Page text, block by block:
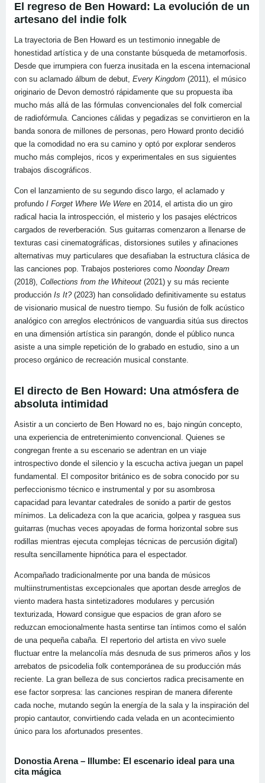
El regreso de Ben Howard: La evolución de un
artesano del indie folk
La trayectoria de Ben Howard es un testimonio innegable de
honestidad artística y de una constante búsqueda de metamorfosis.
Desde que irrumpiera con fuerza inusitada en la escena internacional
con su aclamado álbum de debut, Every Kingdom (2011), el músico
originario de Devon demostró rápidamente que su propuesta iba
mucho más allá de las fórmulas convencionales del folk comercial
de radiofórmula. Canciones cálidas y pegadizas se convirtieron en la
banda sonora de millones de personas, pero Howard pronto decidió
que la comodidad no era su camino y optó por explorar senderos
mucho más complejos, ricos y experimentales en sus siguientes
trabajos discográficos.
Con el lanzamiento de su segundo disco largo, el aclamado y
profundo I Forget Where We Were en 2014, el artista dio un giro
radical hacia la introspección, el misterio y los pasajes eléctricos
cargados de reverberación. Sus guitarras comenzaron a llenarse de
texturas casi cinematográficas, distorsiones sutiles y afinaciones
alternativas muy particulares que desafiaban la estructura clásica de
las canciones pop. Trabajos posteriores como Noonday Dream
(2018), Collections from the Whiteout (2021) y su más reciente
producción Is It?(2023) han consolidado definitivamente su estatus
de visionario musical de nuestro tiempo. Su fusión de folk acústico
analógico con arreglos electrónicos de vanguardia sitúa sus directos
en una dimensión artística sin parangón, donde el público nunca
asiste a una simple repetición de lo grabado en estudio, sino a un
proceso orgánico de recreación musical constante.
El directo de Ben Howard: Una atmósfera de
absoluta intimidad
Asistir a un concierto de Ben Howard no es, bajo ningún concepto,
una experiencia de entretenimiento convencional. Quienes se
congregan frente a su escenario se adentran en un viaje
introspectivo donde el silencio y la escucha activa juegan un papel
fundamental. El compositor británico es de sobra conocido por su
perfeccionismo técnico e instrumental y por su asombrosa
capacidad para levantar catedrales de sonido a partir de gestos
mínimos. La delicadeza con la que acaricia, golpea y rasguea sus
guitarras (muchas veces apoyadas de forma horizontal sobre sus
rodillas mientras ejecuta complejas técnicas de percusión digital)
resulta sencillamente hipnótica para el espectador.
Acompañado tradicionalmente por una banda de músicos
multiinstrumentistas excepcionales que aportan desde arreglos de
viento madera hasta sintetizadores modulares y percusión
texturizada, Howard consigue que espacios de gran aforo se
reduzcan emocionalmente hasta sentirse tan íntimos como el salón
de una pequeña cabaña. El repertorio del artista en vivo suele
fluctuar entre la melancolía más desnuda de sus primeros años y los
arrebatos de psicodelia folk contemporánea de su producción más
reciente. La gran belleza de sus conciertos radica precisamente en
ese factor sorpresa: las canciones respiran de manera diferente
cada noche, mutando según la energía de la sala y la inspiración del
propio cantautor, convirtiendo cada velada en un acontecimiento
único para los afortunados presentes.
Donostia Arena – Illumbe: El escenario ideal para una
cita mágica